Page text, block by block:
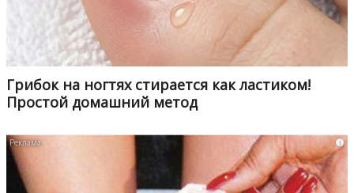
Грибок на ногтях стирается как ластиком!
Простой домашний метод
i